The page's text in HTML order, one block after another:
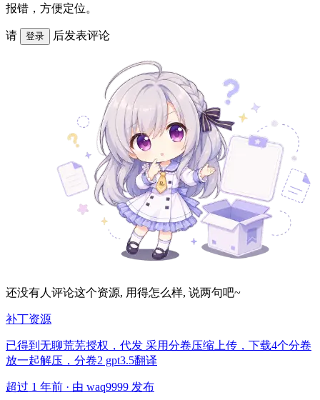
报错，方便定位。
请 登录 后发表评论
还没有人评论这个资源, 用得怎么样, 说两句吧~
补丁资源
已得到无聊荒芜授权，代发 采用分卷压缩上传，下载4个分卷
放一起解压，分卷2 gpt3.5翻译
超过 1 年前 · 由 waq9999 发布